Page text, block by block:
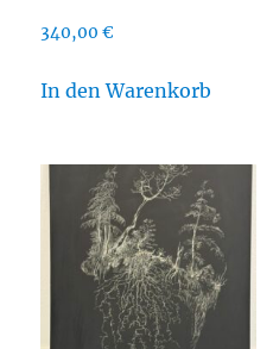
340,00€
In den Warenkorb